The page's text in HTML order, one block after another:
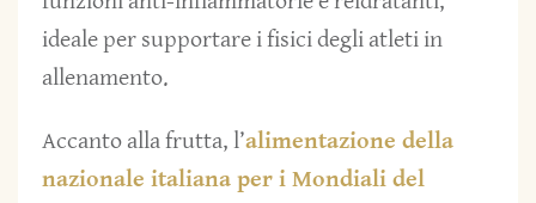
ideale per supportare i fisici degli atleti in
allenamento.
Accanto alla frutta, l’alimentazione della
nazionale italiana per i Mondiali del